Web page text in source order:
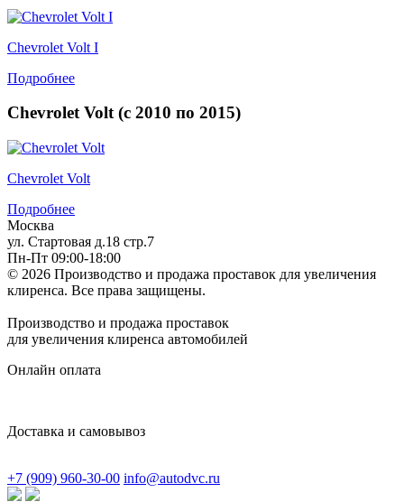
Chevrolet Volt I
Подробнее
Chevrolet Volt (с 2010 по 2015)
Chevrolet Volt
Подробнее
Москва
ул. Стартовая д.18 стр.7
Пн-Пт 09:00-18:00
© 2026 Производство и продажа проставок для увеличения
клиренса. Все права защищены.
Производство и продажа проставок
для увеличения клиренса автомобилей
Онлайн оплата
Доставка и самовывоз
+7 (909) 960-30-00 info@autodvc.ru